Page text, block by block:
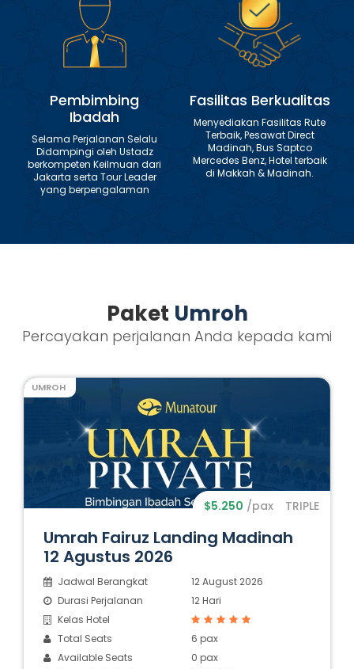
Pembimbing
Ibadah
Selama Perjalanan Selalu
Didampingi oleh Ustadz
berkompeten Keilmuan dari
Jakarta serta Tour Leader
yang berpengalaman
Fasilitas Berkualitas
Menyediakan Fasilitas Rute
Terbaik, Pesawat Direct
Madinah, Bus Saptco
Mercedes Benz, Hotel terbaik
di Makkah & Madinah.
Paket Umroh
Percayakan perjalanan Anda kepada kami
UMROH
Umrah Fairuz Landing Madinah
12 Agustus 2026
$5.250 /pax TRIPLE
Jadwal Berangkat
12 August 2026
Durasi Perjalanan
12 Hari
Kelas Hotel
Total Seats
6 pax
Available Seats
0 pax